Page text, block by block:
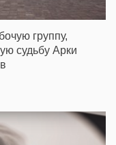
группу,
судьбу Арки